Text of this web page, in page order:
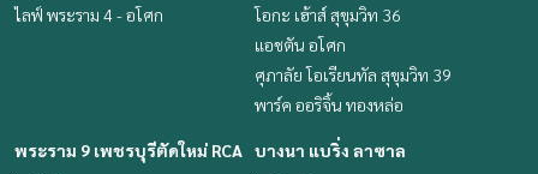
ไลฟ์ พระราม 4 - อโศก
โอกะ เฮ้าส์ สุขุมวิท 36
แอชตัน อโศก
ศุภาลัย โอเรียนทัล สุขุมวิท 39
พาร์ค ออริจิ้น ทองหล่อ
พระราม 9 เพชรบุรีตัดใหม่ RCA บางนา แบริ่ง ลาซาล